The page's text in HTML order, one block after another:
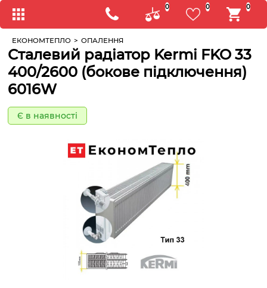
0 0 0
ЕКОНОМТЕПЛО > ОПАЛЕННЯ
Сталевий радіатор Kermi FKO 33
400/2600 (бокове підключення)
6016W
Є в наявності